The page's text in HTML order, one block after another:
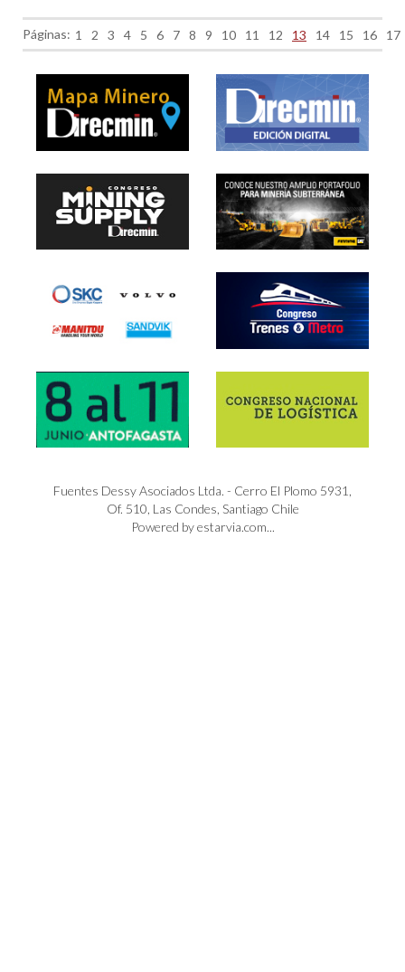
Páginas: 1 2 3 4 5 6 7 8 9 10 11 12 13 14 15 16 17
Fuentes Dessy Asociados Ltda. - Cerro El Plomo 5931,
Of. 510, Las Condes, Santiago Chile
Powered by estarvia.com...